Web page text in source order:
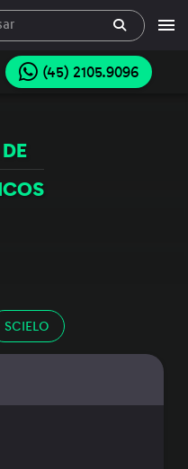
(45) 2105.9096
SCIELO